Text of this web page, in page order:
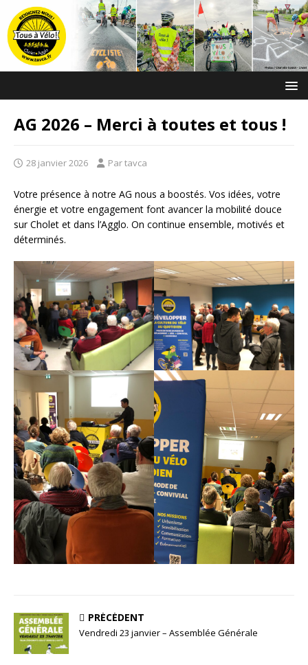
AG 2026 – Merci à toutes et tous !
28 janvier 2026 Par tavca
Votre présence à notre AG nous a boostés. Vos idées, votre
énergie et votre engagement font avancer la mobilité douce
sur Cholet et dans l’Agglo. On continue ensemble, motivés et
déterminés.
PRÉCÉDENT
Vendredi 23 janvier – Assemblée Générale